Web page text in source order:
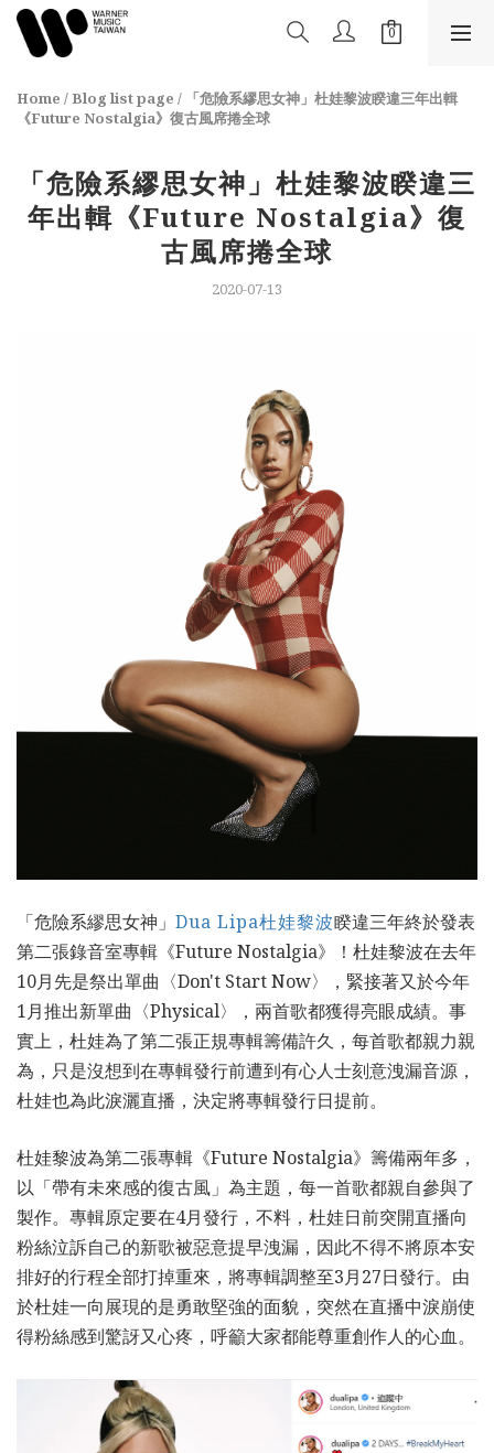
Home / Blog list page / 「危險系繆思女神」杜娃黎波睽違三年出輯
《Future Nostalgia》復古風席捲全球
「危險系繆思女神」杜娃黎波睽違三
年出輯《Future Nostalgia》復
古風席捲全球
2020-07-13
「危險系繆思女神」 Dua Lipa杜娃黎波睽違三年終於發表
第二張錄音室專輯《Future Nostalgia》！杜娃黎波在去年
10月先是祭出單曲〈Don't Start Now〉，緊接著又於今年
1月推出新單曲〈Physical〉，兩首歌都獲得亮眼成績。事
實上，杜娃為了第二張正規專輯籌備許久，每首歌都親力親
為，只是沒想到在專輯發行前遭到有心人士刻意洩漏音源，
杜娃也為此淚灑直播，決定將專輯發行日提前。
杜娃黎波為第二張專輯《Future Nostalgia》籌備兩年多，
以「帶有未來感的復古風」為主題，每一首歌都親自參與了
製作。專輯原定要在4月發行，不料，杜娃日前突開直播向
粉絲泣訴自己的新歌被惡意提早洩漏，因此不得不將原本安
排好的行程全部打掉重來，將專輯調整至3月27日發行。由
於杜娃一向展現的是勇敢堅強的面貌，突然在直播中淚崩使
得粉絲感到驚訝又心疼，呼籲大家都能尊重創作人的心血。